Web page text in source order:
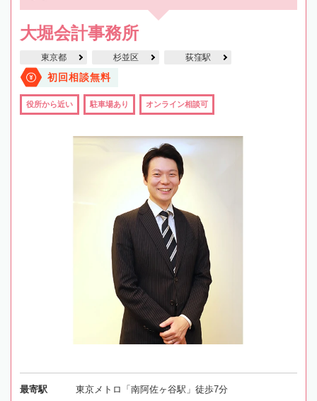
大堀会計事務所
東京都 杉並区 荻窪駅
初回相談無料
役所から近い 駐車場あり オンライン相談可
最寄駅 東京メトロ「南阿佐ヶ谷駅」徒歩7分